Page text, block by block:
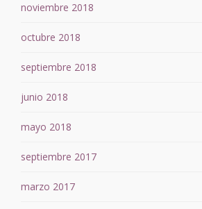
noviembre 2018
octubre 2018
septiembre 2018
junio 2018
mayo 2018
septiembre 2017
marzo 2017